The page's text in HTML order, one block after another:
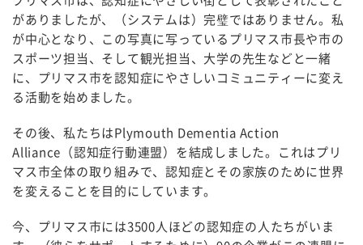
がありましたが、（システムは）完璧ではありません。私
が中心となり、この写真に写っているプリマス市長や市の
スポーツ担当、そして観光担当、大学の先生などと一緒
に、プリマス市を認知症にやさしいコミュニティーに変え
る活動を始めました。
その後、私たちはPlymouth Dementia Action
Alliance（認知症行動連盟）を結成しました。これはプリ
マス市全体の取り組みで、認知症とその家族のために世界
を変えることを目的にしています。
今、プリマス市には3500人ほどの認知症の人たちがいま